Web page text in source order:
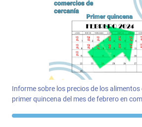
Informe sobre los precios de los alimentos
primer quincena del mes de febrero en